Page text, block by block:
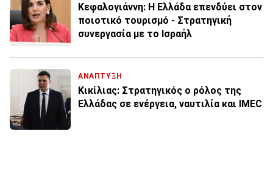
Κεφαλογιάννη: Η Ελλάδα επενδύει στον
ποιοτικό τουρισμό - Στρατηγική
συνεργασία με το Ισραήλ
ΑΝΑΠΤΥΞΗ
Κικίλιας: Στρατηγικός ο ρόλος της
Ελλάδας σε ενέργεια, ναυτιλία και IMEC